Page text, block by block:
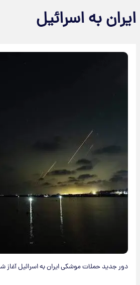
به اسرائیل
دور جدید حملات موشکی ایران به اسرائیل آغاز شد.